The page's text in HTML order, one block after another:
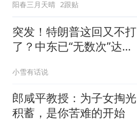
阳春三月天晴 2跟贴
突发！特朗普这回又不打
了？中东已“无数次”达成
小雪有话说
郎咸平教授：为子女掏光
积蓄，是你苦难的开始